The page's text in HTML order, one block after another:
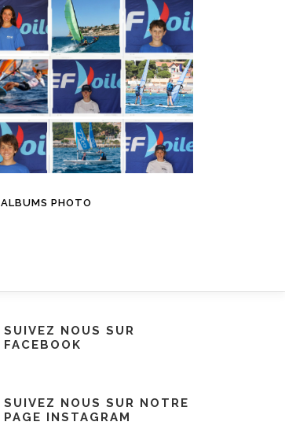
ALBUMS PHOTO
SUIVEZ NOUS SUR
FACEBOOK
SUIVEZ NOUS SUR NOTRE
PAGE INSTAGRAM